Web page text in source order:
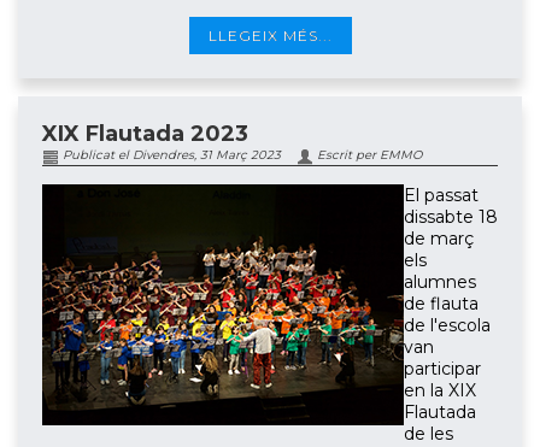
LLEGEIX MÉS...
XIX Flautada 2023
Publicat el Divendres, 31 Març 2023 Escrit per EMMO
El passat
dissabte 18
de març
els
alumnes
de flauta
de l'escola
van
participar
en la XIX
Flautada
de les